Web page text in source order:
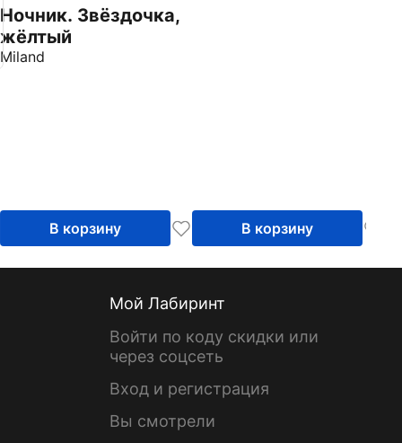
Ночник. Звёздочка,
жёлтый
Miland
В корзину В корзину
Мой Лабиринт
Войти по коду скидки или
через соцсеть
Вход и регистрация
Вы смотрели